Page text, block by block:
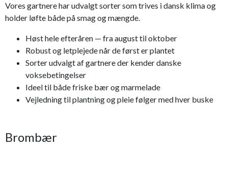
Vores gartnere har udvalgt sorter som trives i dansk klima og
holder løfte både på smag og mængde.
Høst hele efteråren — fra august til oktober
Robust og letplejede når de først er plantet
Sorter udvalgt af gartnere der kender danske
voksebetingelser
Ideel til både friske bær og marmelade
Vejledning til plantning og pleie følger med hver buske
Brombær